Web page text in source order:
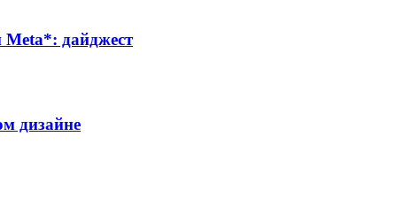
дайджест
дизайне